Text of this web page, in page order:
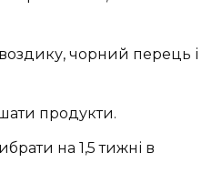
чорний перець і
продукти.
на 1,5 тижні в